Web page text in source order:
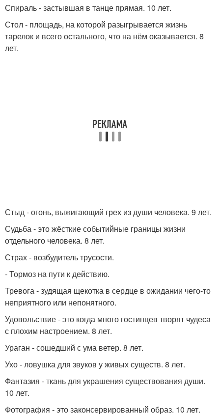
Спираль - застывшая в танце прямая. 10 лет.
Стол - площадь, на которой разыгрывается жизнь
тарелок и всего остального, что на нём оказывается. 8
лет.
Стыд - огонь, выжигающий грех из души человека. 9 лет.
Судьба - это жёсткие событийные границы жизни
отдельного человека. 8 лет.
Страх - возбудитель трусости.
- Тормоз на пути к действию.
Тревога - зудящая щекотка в сердце в ожидании чего-то
неприятного или непонятного.
Удовольствие - это когда много гостинцев творят чудеса
с плохим настроением. 8 лет.
Ураган - сошедший с ума ветер. 8 лет.
Ухо - ловушка для звуков у живых существ. 8 лет.
Фантазия - ткань для украшения существования души.
10 лет.
Фотография - это законсервированный образ. 10 лет.